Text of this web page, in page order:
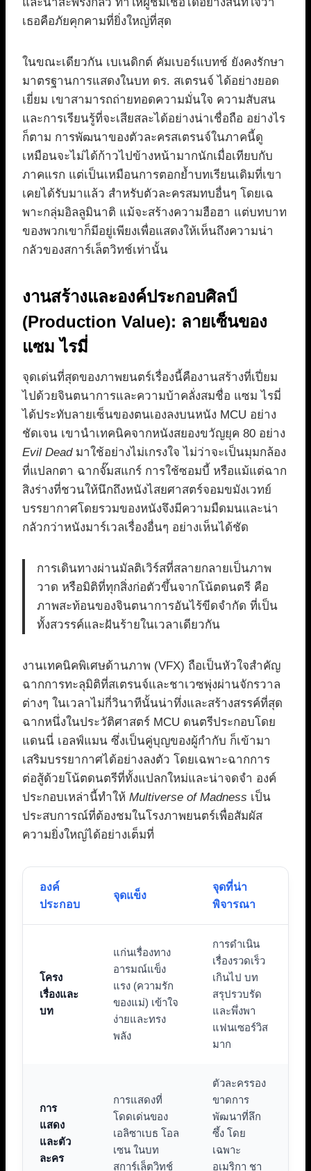
เธอคือภัยคุกคามที่ยิ่งใหญ่ที่สุด
ในขณะเดียวกัน เบเนดิกต์ คัมเบอร์แบทช์ ยังคงรักษา
มาตรฐานการแสดงในบท ดร. สเตรนจ์ ได้อย่างยอด
เยี่ยม เขาสามารถถ่ายทอดความมั่นใจ ความสับสน
และการเรียนรู้ที่จะเสียสละได้อย่างน่าเชื่อถือ อย่างไร
ก็ตาม การพัฒนาของตัวละครสเตรนจ์ในภาคนี้ดู
เหมือนจะไม่ได้ก้าวไปข้างหน้ามากนักเมื่อเทียบกับ
ภาคแรก แต่เป็นเหมือนการตอกย้ำบทเรียนเดิมที่เขา
เคยได้รับมาแล้ว สำหรับตัวละครสมทบอื่นๆ โดยเฉ
พาะกลุ่มอิลลูมินาติ แม้จะสร้างความฮือฮา แต่บทบาท
ของพวกเขาก็มีอยู่เพียงเพื่อแสดงให้เห็นถึงความน่า
กลัวของสการ์เล็ตวิทช์เท่านั้น
งานสร้างและองค์ประกอบศิลป์
(Production Value): ลายเซ็นของ
แซม ไรมี่
จุดเด่นที่สุดของภาพยนตร์เรื่องนี้คืองานสร้างที่เปี่ยม
ไปด้วยจินตนาการและความบ้าคลั่งสมชื่อ แซม ไรมี่
ได้ประทับลายเซ็นของตนเองลงบนหนัง MCU อย่าง
ชัดเจน เขานำเทคนิคจากหนังสยองขวัญยุค 80 อย่าง
Evil Deadมาใช้อย่างไม่เกรงใจ ไม่ว่าจะเป็นมุมกล้อง
ที่แปลกตา ฉากจั๊มสแกร์ การใช้ซอมบี้ หรือแม้แต่ฉาก
สิงร่างที่ชวนให้นึกถึงหนังไสยศาสตร์จอมขมังเวทย์
บรรยากาศโดยรวมของหนังจึงมีความมืดมนและน่า
กลัวกว่าหนังมาร์เวลเรื่องอื่นๆ อย่างเห็นได้ชัด
การเดินทางผ่านมัลติเวิร์สที่สลายกลายเป็นภาพ
วาด หรือมิติที่ทุกสิ่งก่อตัวขึ้นจากโน้ตดนตรี คือ
ภาพสะท้อนของจินตนาการอันไร้ขีดจำกัด ที่เป็น
ทั้งสวรรค์และฝันร้ายในเวลาเดียวกัน
งานเทคนิคพิเศษด้านภาพ (VFX) ถือเป็นหัวใจสำคัญ
ฉากการทะลุมิติที่สเตรนจ์และชาเวซพุ่งผ่านจักรวาล
ต่างๆ ในเวลาไม่กี่วินาทีนั้นน่าทึ่งและสร้างสรรค์ที่สุด
ฉากหนึ่งในประวัติศาสตร์ MCU ดนตรีประกอบโดย
แดนนี่ เอลฟ์แมน ซึ่งเป็นคู่บุญของผู้กำกับ ก็เข้ามา
เสริมบรรยากาศได้อย่างลงตัว โดยเฉพาะฉากการ
ต่อสู้ด้วยโน้ตดนตรีที่ทั้งแปลกใหม่และน่าจดจำ องค์
ประกอบเหล่านี้ทำให้ Multiverse of Madness เป็น
ประสบการณ์ที่ต้องชมในโรงภาพยนตร์เพื่อสัมผัส
ความยิ่งใหญ่ได้อย่างเต็มที่
องค์
ประกอบ
จุดแข็ง
จุดที่น่า
พิจารณา
โครง
เรื่องและ
บท
แก่นเรื่องทาง
อารมณ์แข็ง
แรง (ความรัก
ของแม่) เข้าใจ
ง่ายและทรง
พลัง
การดำเนิน
เรื่องรวดเร็ว
เกินไป บท
สรุปรวบรัด
และพึ่งพา
แฟนเซอร์วิส
มาก
การ
แสดง
และตัว
ละคร
การแสดงที่
โดดเด่นของ
เอลิซาเบธ โอล
เซน ในบท
สการ์เล็ตวิทช์
ตัวละครรอง
ขาดการ
พัฒนาที่ลึก
ซึ้ง โดย
เฉพาะ
อเมริกา ชา